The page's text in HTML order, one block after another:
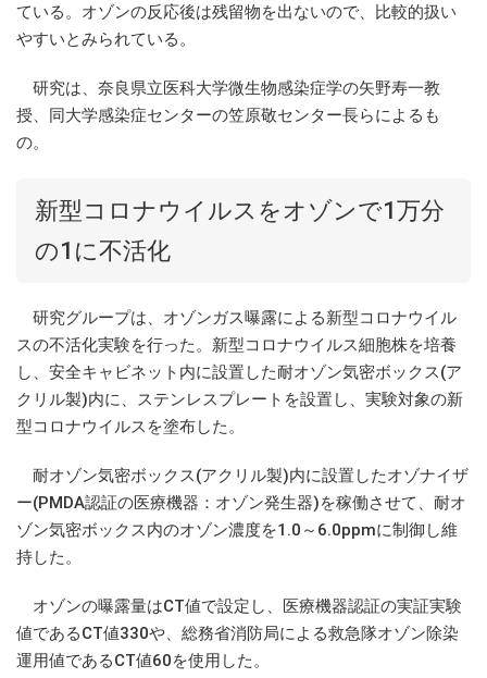
ている。オゾンの反応後は残留物を出ないので、比較的扱い
やすいとみられている。
研究は、奈良県立医科大学微生物感染症学の矢野寿一教
授、同大学感染症センターの笠原敬センター長らによるも
の。
新型コロナウイルスをオゾンで1万分
の1に不活化
研究グループは、オゾンガス曝露による新型コロナウイル
スの不活化実験を行った。新型コロナウイルス細胞株を培養
し、安全キャビネット内に設置した耐オゾン気密ボックス(ア
クリル製)内に、ステンレスプレートを設置し、実験対象の新
型コロナウイルスを塗布した。
耐オゾン気密ボックス(アクリル製)内に設置したオゾナイザ
ー(PMDA認証の医療機器：オゾン発生器)を稼働させて、耐オ
ゾン気密ボックス内のオゾン濃度を1.0～6.0ppmに制御し維
持した。
オゾンの曝露量はCT値で設定し、医療機器認証の実証実験
値であるCT値330や、総務省消防局による救急隊オゾン除染
運用値であるCT値60を使用した。